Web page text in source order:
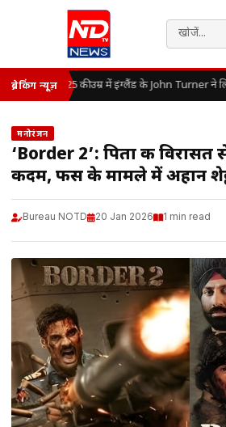
ब्रेकिंग न्यूज़ 25 की उम्र में इंग्लैंड के John Turner ने
मनोरंजन
‘Border 2’: पिता की
कदम, फीस के मामले में अहान
Bureau NOTD 20 Jan 2026 1 min read